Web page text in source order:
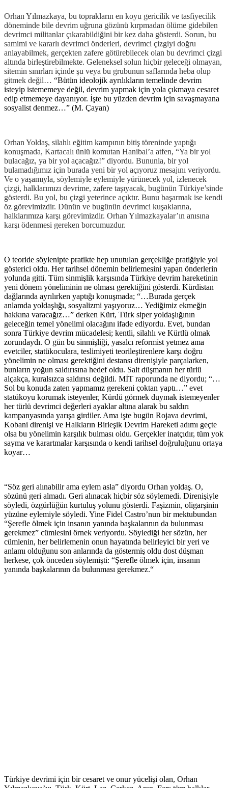
Orhan Yılmazkaya, bu toprakların en koyu gericilik ve tasfiyecilik
döneminde bile devrim uğruna gözünü kırpmadan ölüme gidebilen
devrimci militanlar çıkarabildiğini bir kez daha gösterdi. Sorun, bu
samimi ve kararlı devrimci önderleri, devrimci çizgiyi doğru
anlayabilmek, gerçekten zafere götürebilecek olan bu devrimci çizgi
altında birleştirebilmekte. Geleneksel solun hiçbir geleceği olmayan,
sitemin sınırları içinde şu veya bu grubunun saflarında heba olup
gitmek değil… “Bütün ideolojik ayrılıkların temelinde devrim
isteyip istememeye değil, devrim yapmak için yola çıkmaya cesaret
edip etmemeye dayanıyor. İşte bu yüzden devrim için savaşmayana
sosyalist denmez…” (M. Çayan)
Orhan Yoldaş, silahlı eğitim kampının bitiş töreninde yaptığı
konuşmada, Kartacalı ünlü komutan Hanibal’a atfen, “Ya bir yol
bulacağız, ya bir yol açacağız!” diyordu. Bununla, bir yol
bulamadığımız için burada yeni bir yol açıyoruz mesajını veriyordu.
Ve o yaşamıyla, söylemiyle eylemiyle yürünecek yol, izlenecek
çizgi, halklarımızı devrime, zafere taşıyacak, bugünün Türkiye’sinde
gösterdi. Bu yol, bu çizgi yeterince açıktır. Bunu başarmak ise kendi
öz görevimizdir. Dünün ve bugünün devrimci kuşaklarına,
halklarımıza karşı görevimizdir. Orhan Yılmazkayalar’ın anısına
karşı ödenmesi gereken borcumuzdur.
O teoride söylenipte pratikte hep unutulan gerçekliğe pratiğiyle yol
gösterici oldu. Her tarihsel dönemin belirlemesini yapan önderlerin
yolunda gitti. Tüm sinmişlik karşısında Türkiye devrim hareketinin
yeni dönem yöneliminin ne olması gerektiğini gösterdi. Kürdistan
dağlarında ayrılırken yaptığı konuşmada; “…Burada gerçek
anlamda yoldaşlığı, sosyalizmi yaşıyoruz… Yediğimiz ekmeğin
hakkına varacağız…” derken Kürt, Türk siper yoldaşlığının
geleceğin temel yönelimi olacağını ifade ediyordu. Evet, bundan
sonra Türkiye devrim mücadelesi; kentli, silahlı ve Kürtlü olmak
zorundaydı. O gün bu sinmişliği, yasalcı reformist yetmez ama
evetciler, statükoculara, teslimiyeti teorileştirenlere karşı doğru
yönelimin ne olması gerektiğini destansı direnişiyle parçalarken,
bunların yoğun saldırısına hedef oldu. Salt düşmanın her türlü
alçakça, kuralsızca saldırısı değildi. MİT raporunda ne diyordu; “…
Sol bu konuda zaten yapmamız gerekeni çoktan yaptı…” evet
statükoyu korumak isteyenler, Kürdü görmek duymak istemeyenler
her türlü devrimci değerleri ayaklar altına alarak bu saldırı
kampanyasında yarışa girdiler. Ama işte bugün Rojava devrimi,
Kobani direnişi ve Halkların Birleşik Devrim Hareketi adımı geçte
olsa bu yönelimin karşılık bulması oldu. Gerçekler inatçıdır, tüm yok
sayma ve karartmalar karşısında o kendi tarihsel doğruluğunu ortaya
koyar…
“Söz geri alınabilir ama eylem asla” diyordu Orhan yoldaş. O,
sözünü geri almadı. Geri alınacak hiçbir söz söylemedi. Direnişiyle
söyledi, özgürlüğün kurtuluş yolunu gösterdi. Faşizmin, oligarşinin
yüzüne eylemiyle söyledi. Yine Fidel Castro’nun bir mektubundan
“Şerefle ölmek için insanın yanında başkalarının da bulunması
gerekmez” cümlesini örnek veriyordu. Söylediği her sözün, her
cümlenin, her belirlemenin onun hayatında belirleyici bir yeri ve
anlamı olduğunu son anlarında da göstermiş oldu dost düşman
herkese, çok önceden söylemişti: “Şerefle ölmek için, insanın
yanında başkalarının da bulunması gerekmez.“
Türkiye devrimi için bir cesaret ve onur yücelişi olan, Orhan